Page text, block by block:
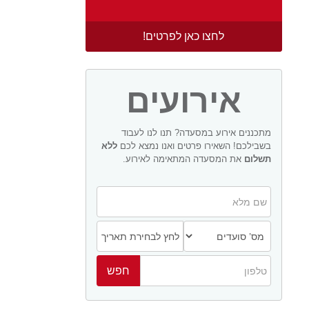
לחצו כאן לפרטים!
אירועים
מתכננים אירוע במסעדה? תנו לנו לעבוד
בשבילכם! השאירו פרטים ואנו נמצא לכם ללא
תשלום את המסעדה המתאימה לאירוע.